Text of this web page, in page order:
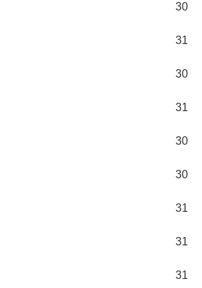
30
31
30
31
30
30
31
31
31